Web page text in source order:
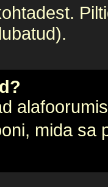
mida sa